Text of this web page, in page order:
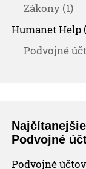
Zákony (1)
Humanet Help
Podvojné
Podvojné
Podvojné